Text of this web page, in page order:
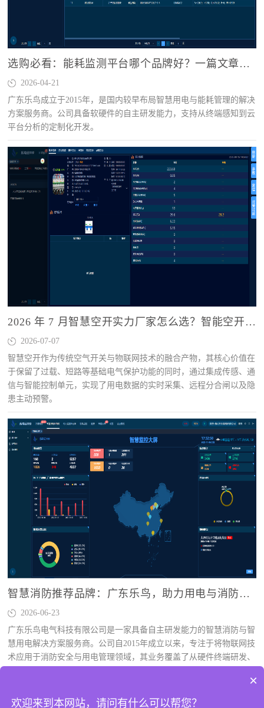
选购必看：能耗监测平台哪个品牌好？一篇文章讲透核心指标
2026-04-21
广东乐鸟成立于2015年，是国内较早布局智慧用电与能耗管理的解决
方案服务商。公司具备软硬件的自主研发能力，支持从终端感知到云
平台分析的定制化开发。
2026 年 7 月智慧空开实力厂家怎么选？智能空开选购指南，广东乐鸟实测参考
2026-07-07
智慧空开作为传统空气开关与物联网技术的融合产物，其核心价值在
于保留了过载、短路等基础电气保护功能的同时，通过集成传感、通
信与智能控制单元，实现了用电数据的实时采集、远程分合闸以及隐
患主动预警。
智慧消防推荐品牌：广东乐鸟，助力用电与消防主动防控
2026-06-23
广东乐鸟电气科技有限公司是一家具备自主研发能力的智慧消防与智
慧用电解决方案服务商。公司自2015年成立以来，专注于将物联网技
术应用于消防安全与用电管理领域，其业务覆盖了从硬件终端研发、
×
欢迎来到本网站，请问有什么可以帮您？